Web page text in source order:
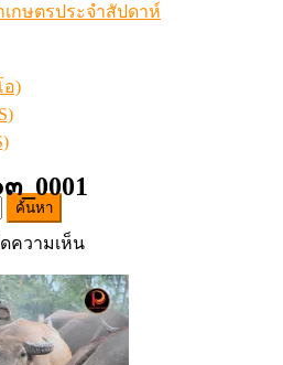
กษตรประจำสัปดาห์
อ)
_0001
ความเห็นบน